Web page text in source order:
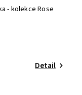
- kolekce Rose
Detail